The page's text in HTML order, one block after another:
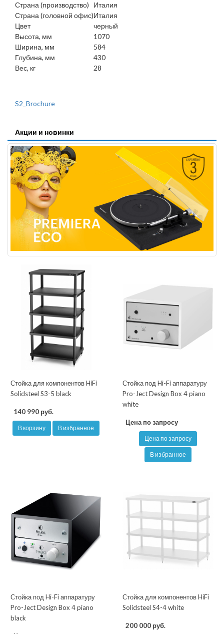
Страна (производство)
Италия
Страна (головной офис)Италия
Цвет
черный
Высота, мм
1070
Ширина, мм
584
Глубина, мм
430
Вес, кг
28
S2_Brochure
Акции и новинки
Стойка для компонентов HiFi
Solidsteel S3-5 black
140 990 руб.
В корзину В избранное
Стойка под Hi-Fi аппаратуру
Pro-Ject Design Box 4 piano
white
Цена по запросу
Цена по запросу
В избранное
Стойка под Hi-Fi аппаратуру
Pro-Ject Design Box 4 piano
black
Стойка для компонентов HiFi
Solidsteel S4-4 white
200 000 руб.